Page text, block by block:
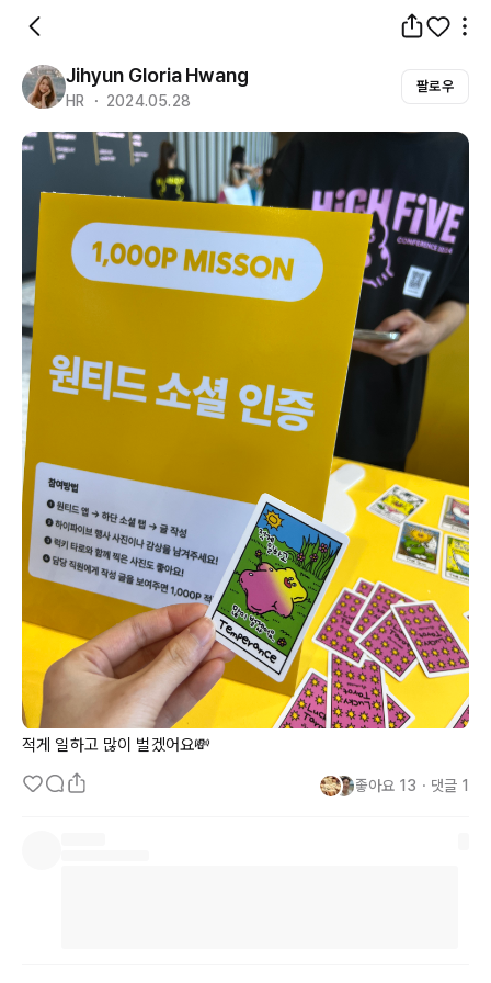
Jihyun Gloria Hwang
HR ・ 2024.05.28
팔로우
적게 일하고 많이 벌겠어요💸
좋아요 13 ・ 댓글 1